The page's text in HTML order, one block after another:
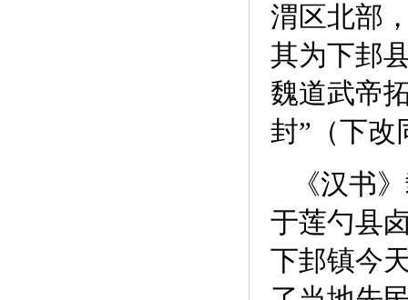
渭区北部
其为下邽
魏道武帝
封”（下改
《汉书》
于莲勺县
下邽镇今